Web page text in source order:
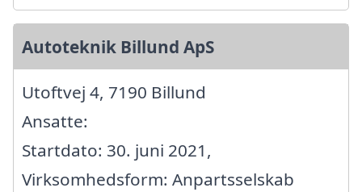
Autoteknik Billund ApS
Utoftvej 4, 7190 Billund
Ansatte:
Startdato: 30. juni 2021,
Virksomhedsform: Anpartsselskab